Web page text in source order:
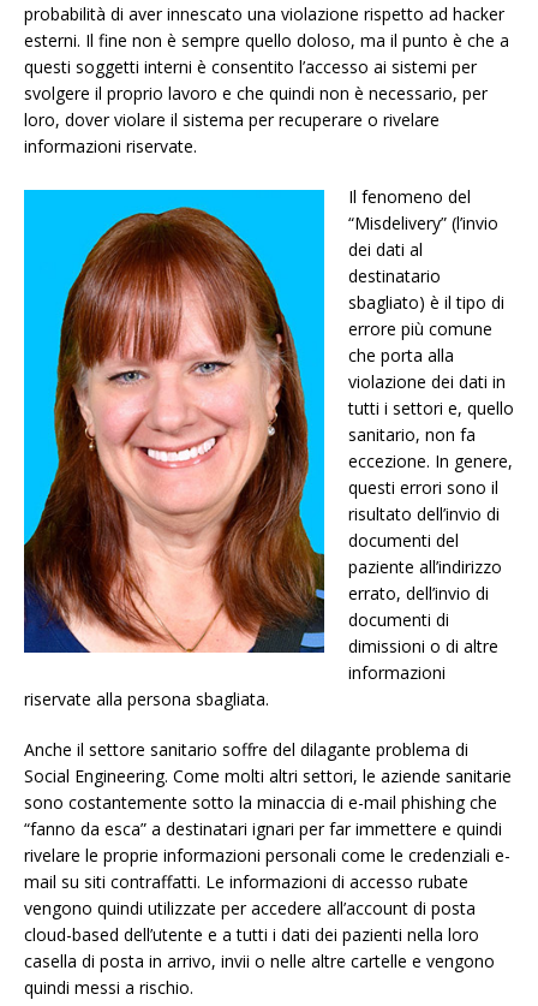
probabilità di aver innescato una violazione rispetto ad hacker
esterni. Il fine non è sempre quello doloso, ma il punto è che a
questi soggetti interni è consentito l’accesso ai sistemi per
svolgere il proprio lavoro e che quindi non è necessario, per
loro, dover violare il sistema per recuperare o rivelare
informazioni riservate.
Il fenomeno del
“Misdelivery” (l’invio
dei dati al
destinatario
sbagliato) è il tipo di
errore più comune
che porta alla
violazione dei dati in
tutti i settori e, quello
sanitario, non fa
eccezione. In genere,
questi errori sono il
risultato dell’invio di
documenti del
paziente all’indirizzo
errato, dell’invio di
documenti di
dimissioni o di altre
informazioni
riservate alla persona sbagliata.
Anche il settore sanitario soffre del dilagante problema di
Social Engineering. Come molti altri settori, le aziende sanitarie
sono costantemente sotto la minaccia di e-mail phishing che
“fanno da esca” a destinatari ignari per far immettere e quindi
rivelare le proprie informazioni personali come le credenziali e-
mail su siti contraffatti. Le informazioni di accesso rubate
vengono quindi utilizzate per accedere all’account di posta
cloud-based dell’utente e a tutti i dati dei pazienti nella loro
casella di posta in arrivo, invii o nelle altre cartelle e vengono
quindi messi a rischio.